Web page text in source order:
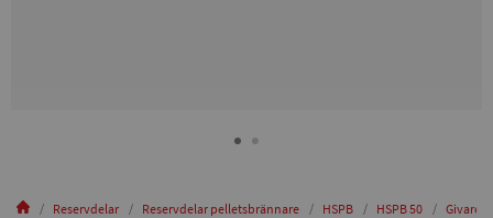
Reservdelar Reservdelar pelletsbrännare HSPB HSPB 50 Givare